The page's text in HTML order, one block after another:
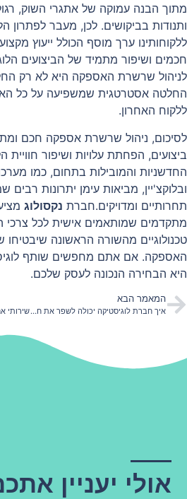
מתוך הבנה עמוקה של אתגרי השוק,
ותנודות בביקושים. לכן, מעבר לפתרון
ללקוחותינו ערך מוסף הכולל ייעוץ
חכמים ושיפור מתמיד של הביצועים
לניהול שרשרת האספקה היא לא רק
החלטה אסטרטגית שמשפיעה על כל
ללקוח האחרון.
לסיכום, ניהול שרשרת אספקה חכם
ביצועים, הפחתת עלויות ושיפור חוויית
החדשניות והמובילות בתחום, כמו
ובלוקצ'יין, מביאות עימן יתרונות
תחרותיים ומדויקים.חברת נקסולוג
מתקדמים שמותאמים אישית לכל צרכי
טכנולוגיים מהשורה הראשונה שיבטיחו
האספקה. אם אתם מחפשים שותף
היא הבחירה הנכונה לעסק שלכם.
המאמר הבא
איך חברת לוגיסטיקה יכולה לשפר את חווית הלקוח שלך?
אולי יעניין